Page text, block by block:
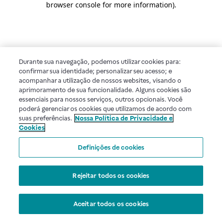
browser console for more information).
Durante sua navegação, podemos utilizar cookies para:
confirmar sua identidade; personalizar seu acesso; e
acompanhar a utilização de nossos websites, visando o
aprimoramento de sua funcionalidade. Alguns cookies são
essenciais para nossos serviços, outros opcionais. Você
poderá gerenciar os cookies que utilizamos de acordo com
suas preferências. Nossa Política de Privacidade e
Cookies
Definições de cookies
Rejeitar todos os cookies
Aceitar todos os cookies